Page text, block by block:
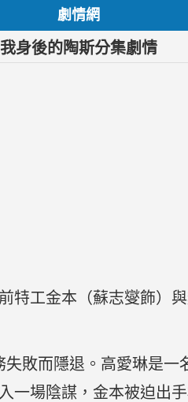
劇情網
我身後的陶斯分集劇情
特工金本（蘇志燮飾）
失敗而隱退。高愛琳是
一場陰謀，金本被迫出手